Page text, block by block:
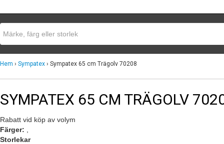
Hem › Sympatex › Sympatex 65 cm Trägolv 70208
SYMPATEX 65 CM TRÄGOLV
Rabatt vid köp av volym
Färger:
Storlekar